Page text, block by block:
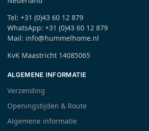
Tel: +31 (0)43 60 12 879
WhatsApp: +31 (0)43 60 12 879
Mail: info@hummelhome.nl
KvK Maastricht 14085065
ALGEMENE INFORMATIE
Verzending
Openingstijden & Route
Algemene informatie